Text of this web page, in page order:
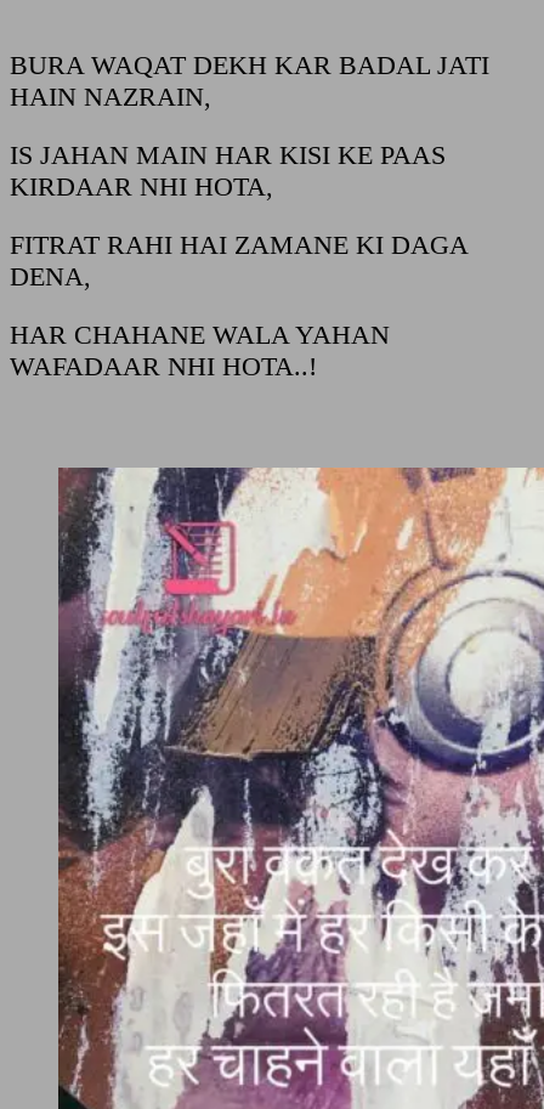
BURA WAQAT DEKH KAR BADAL JATI
HAIN NAZRAIN,
IS JAHAN MAIN HAR KISI KE PAAS
KIRDAAR NHI HOTA,
FITRAT RAHI HAI ZAMANE KI DAGA
DENA,
HAR CHAHANE WALA YAHAN
WAFADAAR NHI HOTA..!